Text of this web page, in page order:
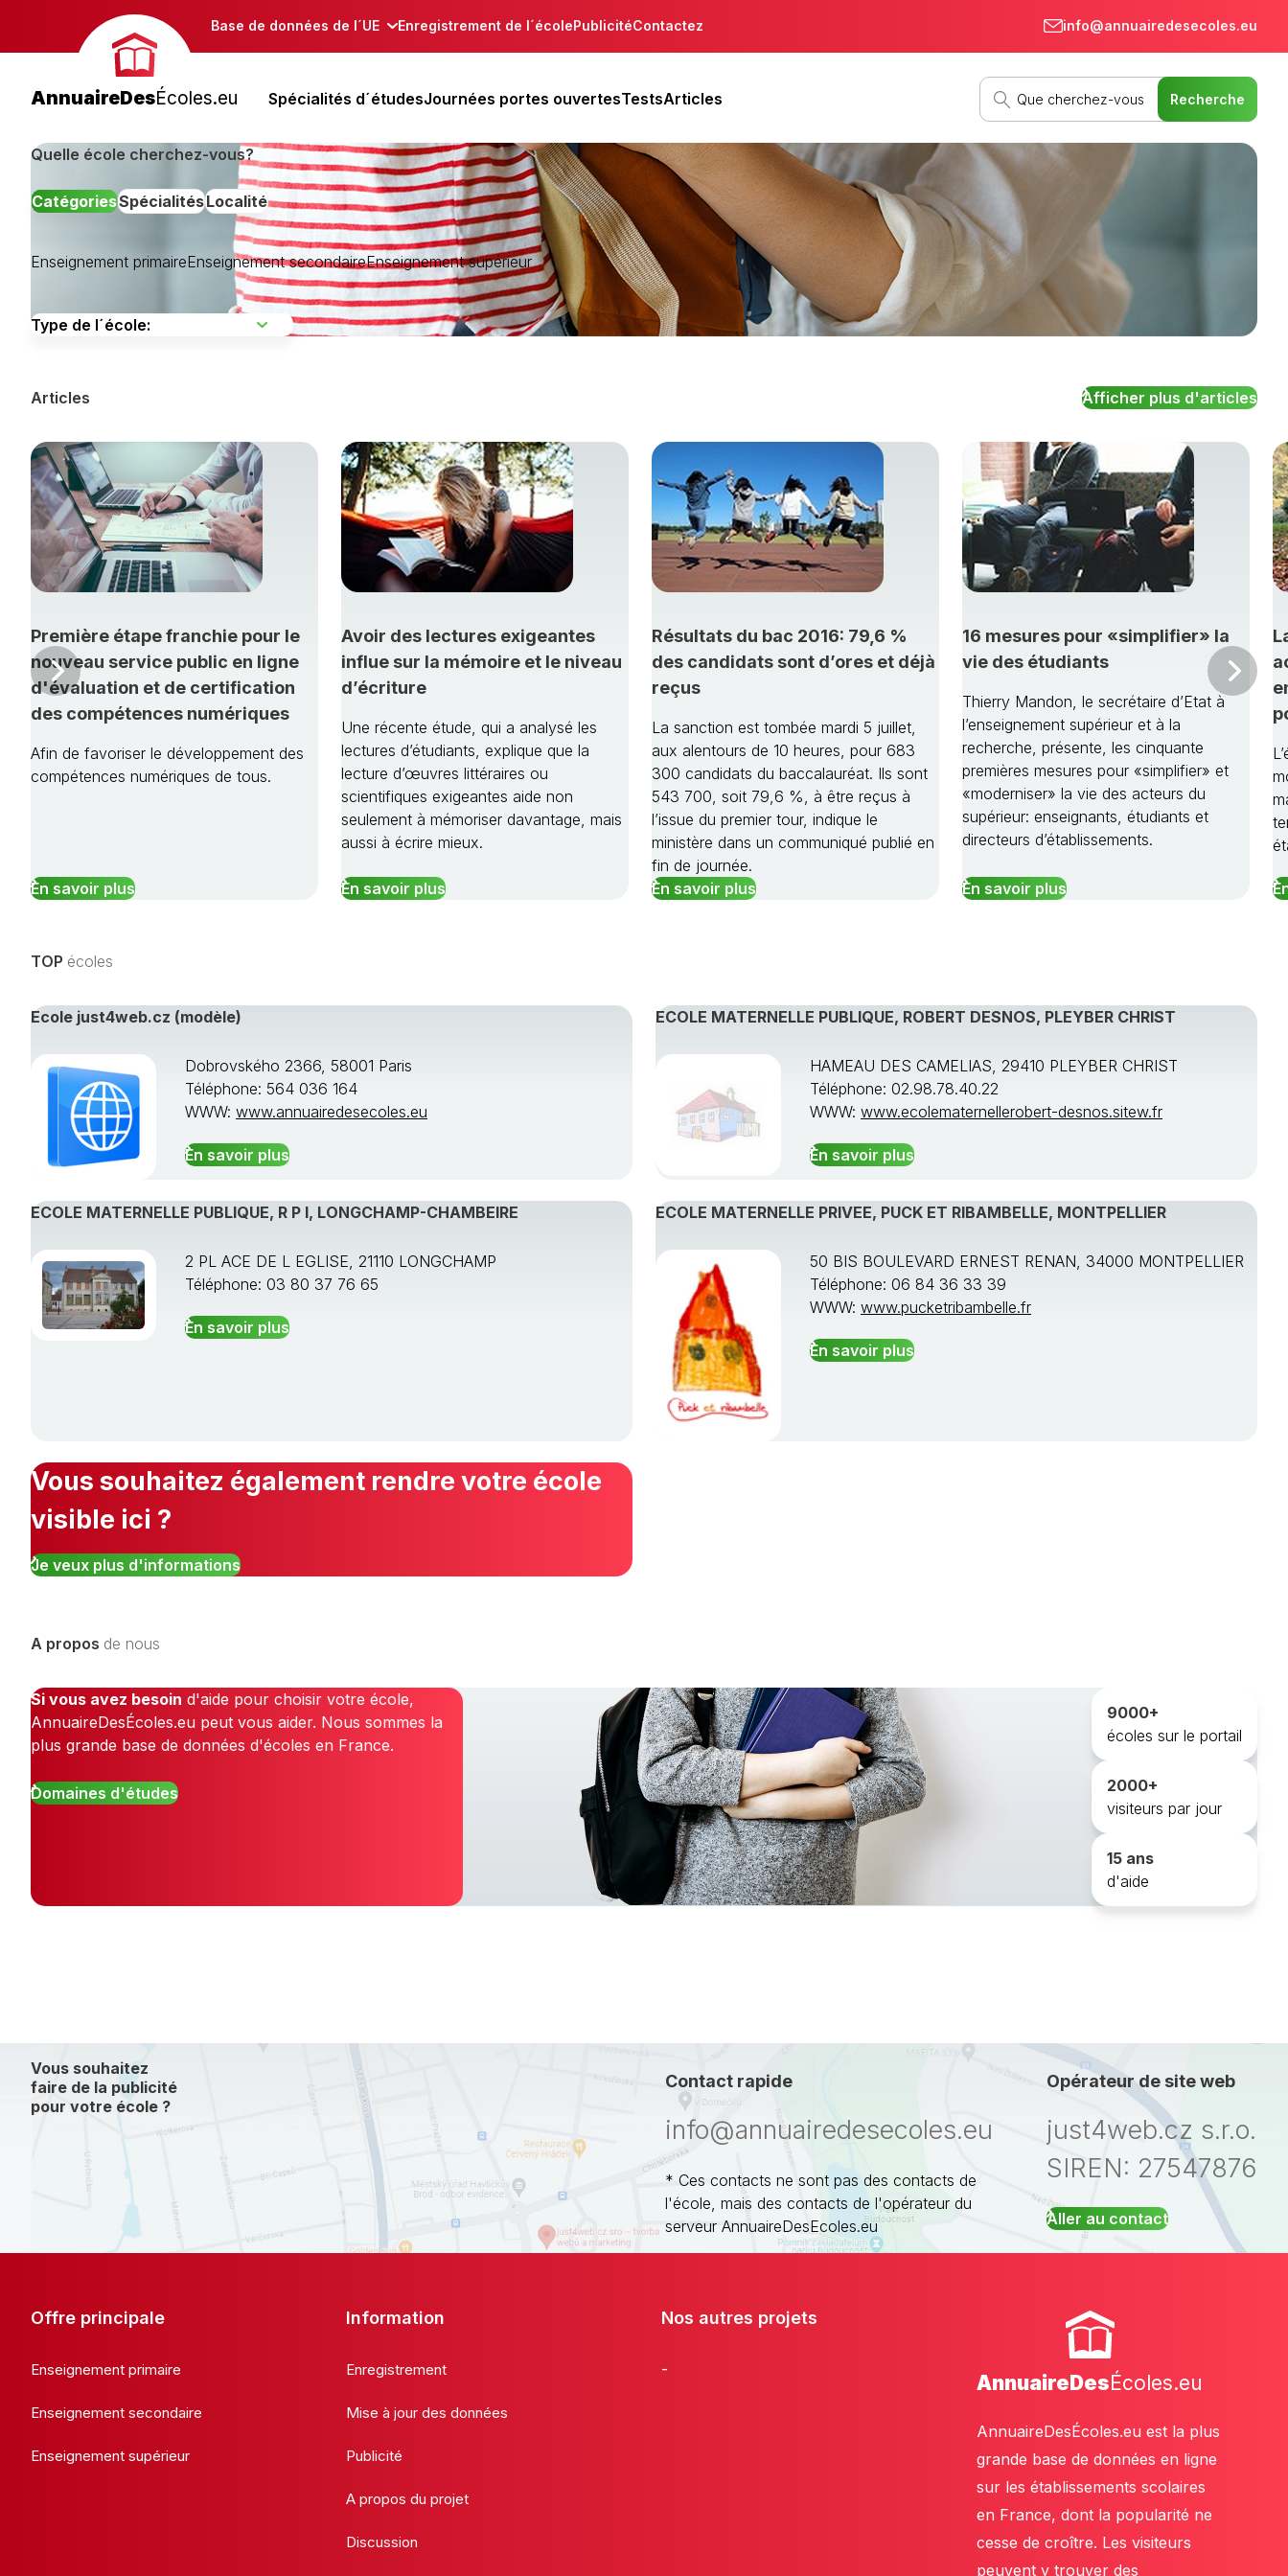
Base de données de l´UE Enregistrement de l´écolePublicitéContactez info@annuairedesecoles.eu
AnnuaireDesÉcoles.eu Spécialités d´étudesJournées portes ouvertesTestsArticles
Quelle école cherchez-vous?
CatégoriesSpécialitésLocalité
Enseignement primaireEnseignement secondaireEnseignement supérieur
Articles Afficher plus d'articles
Première étape franchie pour le
nouveau service public en ligne
d'évaluation et de certification
des compétences numériques
Afin de favoriser le développement des
compétences numériques de tous.
En savoir plus
Avoir des lectures exigeantes
influe sur la mémoire et le niveau
d’écriture
Une récente étude, qui a analysé les
lectures d’étudiants, explique que la
lecture d’œuvres littéraires ou
scientifiques exigeantes aide non
seulement à mémoriser davantage, mais
aussi à écrire mieux.
En savoir plus
Résultats du bac 2016: 79,6 %
des candidats sont d’ores et déjà
reçus
La sanction est tombée mardi 5 juillet,
aux alentours de 10 heures, pour 683
300 candidats du baccalauréat. Ils sont
543 700, soit 79,6 %, à être reçus à
l’issue du premier tour, indique le
ministère dans un communiqué publié en
fin de journée.
En savoir plus
16 mesures pour «simplifier» la
vie des étudiants
Thierry Mandon, le secrétaire d’Etat à
l’enseignement supérieur et à la
recherche, présente, les cinquante
premières mesures pour «simplifier» et
«moderniser» la vie des acteurs du
supérieur: enseignants, étudiants et
directeurs d’établissements.
En savoir plus
Prévenir
TOP écoles
Ecole just4web.cz (modèle)
Dobrovského 2366, 58001 Paris
Téléphone: 564 036 164
WWW: www.annuairedesecoles.eu
En savoir plus
ECOLE MATERNELLE PUBLIQUE, ROBERT DESNOS, PLEYBER CHRIST
HAMEAU DES CAMELIAS, 29410 PLEYBER CHRIST
Téléphone: 02.98.78.40.22
WWW: www.ecolematernellerobert-desnos.sitew.fr
En savoir plus
ECOLE MATERNELLE PUBLIQUE, R P I, LONGCHAMP-CHAMBEIRE
2 PL ACE DE L EGLISE, 21110 LONGCHAMP
Téléphone: 03 80 37 76 65
En savoir plus
ECOLE MATERNELLE PRIVEE, PUCK ET RIBAMBELLE, MONTPELLIER
50 BIS BOULEVARD ERNEST RENAN, 34000 MONTPELLIER
Téléphone: 06 84 36 33 39
WWW: www.pucketribambelle.fr
En savoir plus
Vous souhaitez également rendre votre école
visible ici ?
Je veux plus d'informations
A propos de nous
Si vous avez besoin d'aide pour choisir votre école,
AnnuaireDesÉcoles.eu peut vous aider. Nous sommes la
plus grande base de données d'écoles en France.
Domaines d'études
9000+
écoles sur le portail
2000+
visiteurs par jour
15 ans
d'aide
Vous souhaitez
faire de la publicité
pour votre école ?
Contact rapide
info@annuairedesecoles.eu
* Ces contacts ne sont pas des contacts de
l'école, mais des contacts de l'opérateur du
serveur AnnuaireDesEcoles.eu
Opérateur de site web
just4web.cz s.r.o.
SIREN: 27547876
Aller au contact
Offre principale
Enseignement primaire
Enseignement secondaire
Enseignement supérieur
Information
Enregistrement
Mise à jour des données
Publicité
A propos du projet
Discussion
Nos autres projets
-
AnnuaireDesÉcoles.eu
AnnuaireDesÉcoles.eu est la plus
grande base de données en ligne
sur les établissements scolaires
en France, dont la popularité ne
cesse de croître. Les visiteurs
peuvent y trouver des